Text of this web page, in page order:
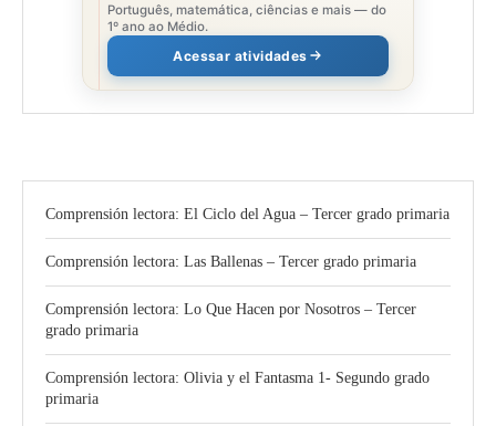
Português, matemática, ciências e mais — do
1º ano ao Médio.
Acessar atividades
Comprensión lectora: El Ciclo del Agua – Tercer grado primaria
Comprensión lectora: Las Ballenas – Tercer grado primaria
Comprensión lectora: Lo Que Hacen por Nosotros – Tercer
grado primaria
Comprensión lectora: Olivia y el Fantasma 1- Segundo grado
primaria